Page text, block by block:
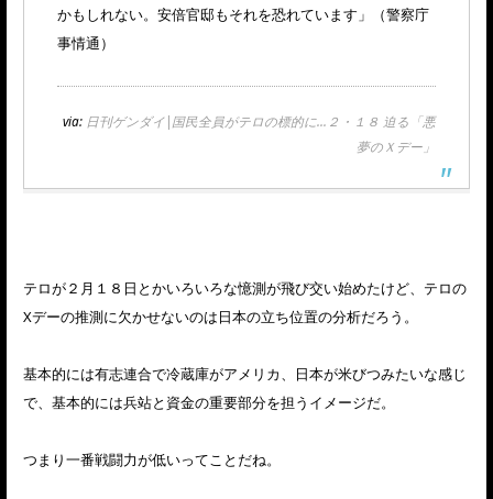
かもしれない。安倍官邸もそれを恐れています」（警察庁
事情通）
via: 日刊ゲンダイ|国民全員がテロの標的に…２・１８ 迫る「悪
夢のＸデー」
テロが２月１８日とかいろいろな憶測が飛び交い始めたけど、テロの
Xデーの推測に欠かせないのは日本の立ち位置の分析だろう。
基本的には有志連合で冷蔵庫がアメリカ、日本が米びつみたいな感じ
で、基本的には兵站と資金の重要部分を担うイメージだ。
つまり一番戦闘力が低いってことだね。